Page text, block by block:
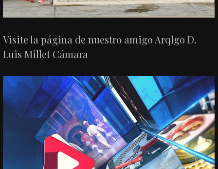
Visite la página de nuestro amigo Arqlgo D.
Luis Millet Cámara